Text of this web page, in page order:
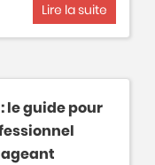
Lire la suite
le guide pour